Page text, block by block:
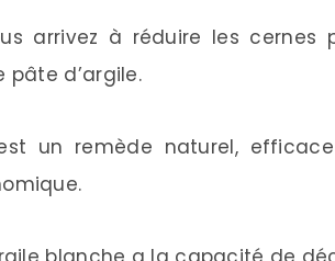
arrivez à réduire les cernes
pâte d’argile.
un remède naturel,